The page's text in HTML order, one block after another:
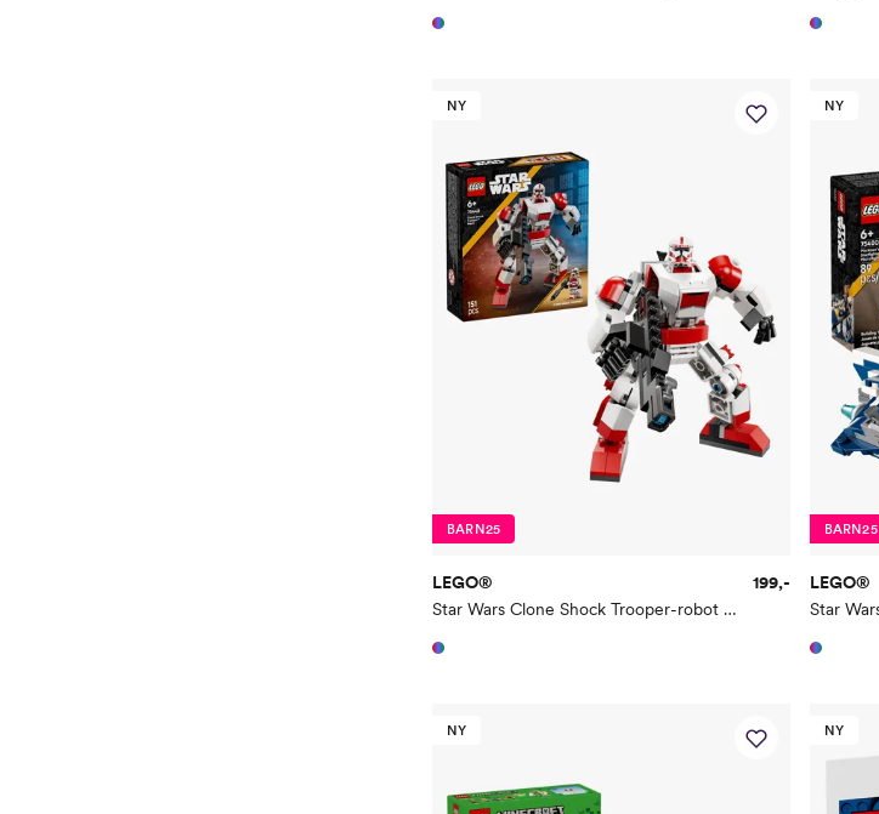
NY
BARN25
LEGO®
Star Wars Clone Shock Trooper-robot 75448
199,-
NY
BARN25
LEGO®
NY NY